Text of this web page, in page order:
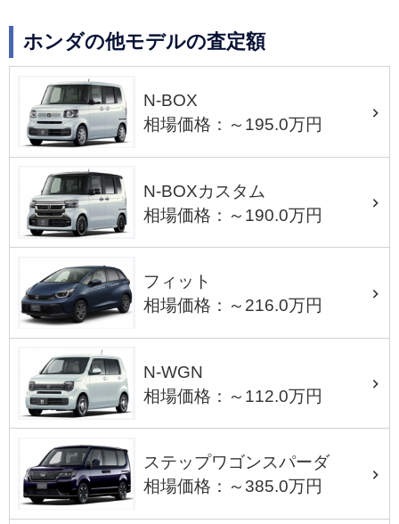
ホンダの他モデルの査定額
N-BOX
相場価格：～195.0万円
N-BOXカスタム
相場価格：～190.0万円
フィット
相場価格：～216.0万円
N-WGN
相場価格：～112.0万円
ステップワゴンスパーダ
相場価格：～385.0万円